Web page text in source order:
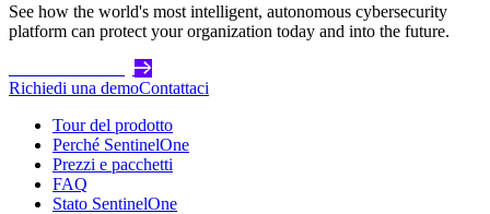
See how the world's most intelligent, autonomous cybersecurity
platform can protect your organization today and into the future.
Richiedi una demoContattaci
Tour del prodotto
Perché SentinelOne
Prezzi e pacchetti
FAQ
Stato SentinelOne